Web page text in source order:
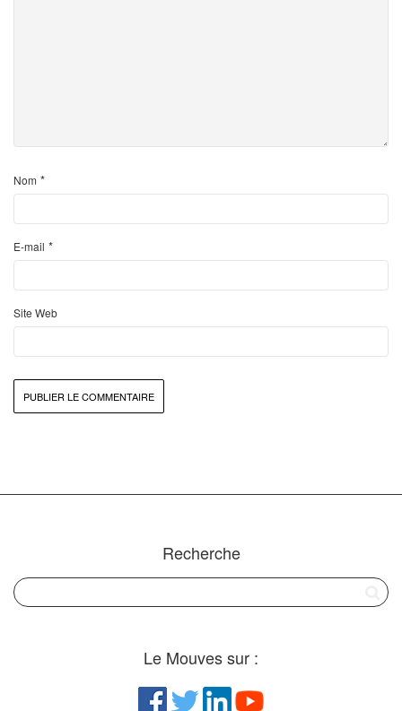
Nom *
E-mail *
Site Web
Recherche
Le Mouves sur :